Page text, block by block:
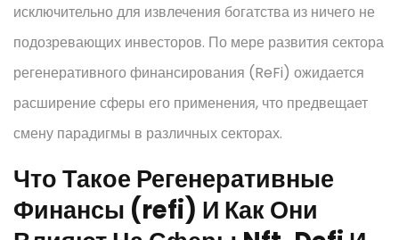
исключительно для извлечения богатства из ничего не
подозревающих инвесторов. По мере развития сектора
регенеративного финансирования (ReFi) ожидается
расширение сферы его применения, что предвещает
смену парадигмы в различных секторах.
Что Такое Регенеративные
Финансы (refi) И Как Они